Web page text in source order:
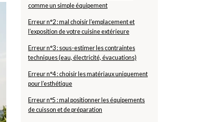
comme un simple équipement
Erreur n°2 : mal choisir l’emplacement et
l’exposition de votre cuisine extérieure
Erreur n°3 : sous-estimer les contraintes
techniques (eau, électricité, évacuations)
Erreur n°4 : choisir les matériaux uniquement
pour l’esthétique
Erreur n°5 : mal positionner les équipements
de cuisson et de préparation